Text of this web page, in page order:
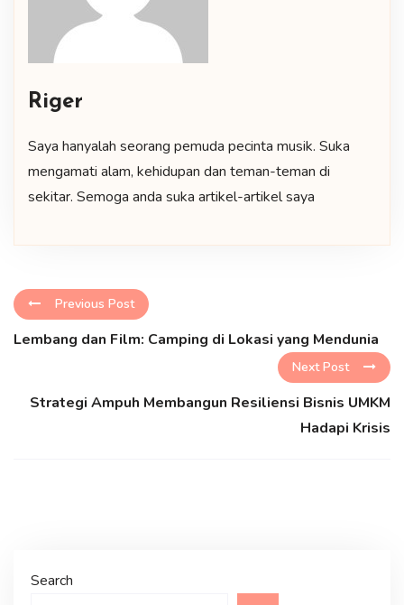
Riger
Saya hanyalah seorang pemuda pecinta musik. Suka
mengamati alam, kehidupan dan teman-teman di
sekitar. Semoga anda suka artikel-artikel saya
Previous Post
Lembang dan Film: Camping di Lokasi yang Mendunia
Next Post
Strategi Ampuh Membangun Resiliensi Bisnis UMKM
Hadapi Krisis
Search